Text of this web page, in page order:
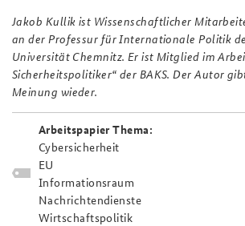
Jakob Kullik ist Wissenschaftlicher
an der Professur für Internationale Politik
Universität Chemnitz. Er ist Mitglied im
Sicherheitspolitiker“ der BAKS. Der Autor
Meinung wieder.
Arbeitspapier Thema:
Cybersicherheit
EU
Informationsraum
Nachrichtendienste
Wirtschaftspolitik